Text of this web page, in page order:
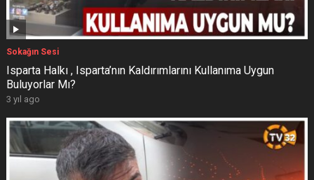
Sokağın Sesi
Isparta Halkı , Isparta’nın Kaldırımlarını Kullanıma Uygun
Buluyorlar Mı?
3 yıl ago